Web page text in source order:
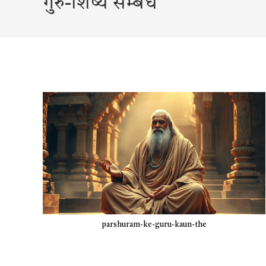
गुरु-शिष्य सम्बंध
parshuram-ke-guru-kaun-the